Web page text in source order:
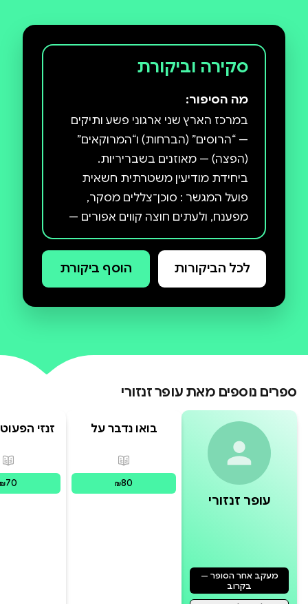
סקירה וביקורת
מה הסיפור:
במרכז הארץ שני ארגוני פשע ותיקים
— “הרוסים” (הברחות) ו“המרוקאים”
ביחידת מודיעין משטרתית חשאית
פועל המגשר : סוכן־צללים מסקר,
מפענח, ולעתים חוצה קווים אפורים —
בתמורה להעלמת עין מפעילותו
כשהשטח מתחיל לבעבע ואירועים
זהו סיפור קומיקס אפלולי קשוח ומורכב
צל, או לצעוד אל חזית הגיבורים.
לכל הביקורות הוסף ביקורת
ספרים נוספים מאת עופר זנזורי
עופר זנזורי
מעקב אחר הסופר —
בקרוב
בואו נדבר על
פורמטים זמינים
מודפס
₪80
זנזי
₪70